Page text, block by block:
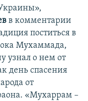
в комментарии
поститься в
Мухаммада,
узнал о нем от
день спасения
от
«Мухаррам –